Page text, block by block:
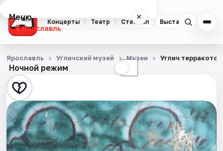
Концерты Театр Стендап Выставки
Меню ×
Ярославль
Концерты
Театр
Стендап
Выставки
Квесты
Ночной режим ☾
Ярославль Угличский музей Музеи Углич